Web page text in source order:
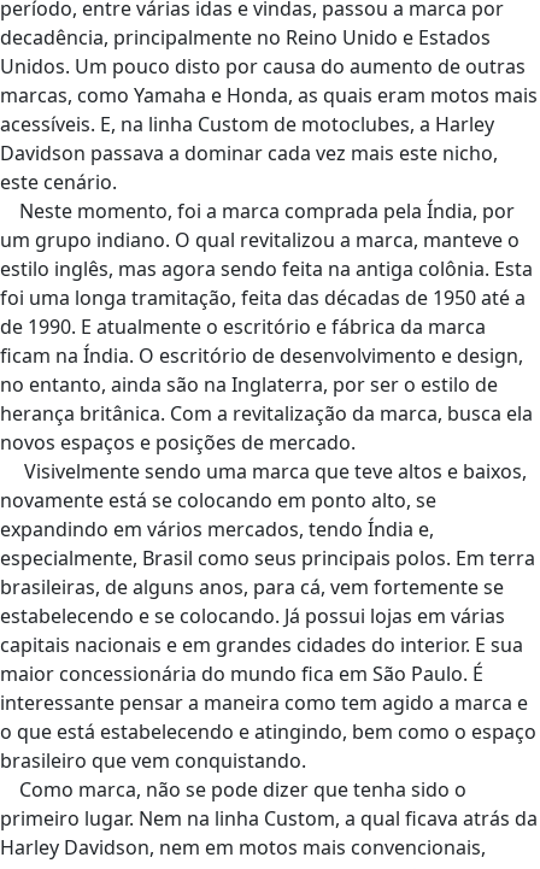
período, entre várias idas e vindas, passou a marca por
decadência, principalmente no Reino Unido e Estados
Unidos. Um pouco disto por causa do aumento de outras
marcas, como Yamaha e Honda, as quais eram motos mais
acessíveis. E, na linha Custom de motoclubes, a Harley
Davidson passava a dominar cada vez mais este nicho,
este cenário.
Neste momento, foi a marca comprada pela Índia, por
um grupo indiano. O qual revitalizou a marca, manteve o
estilo inglês, mas agora sendo feita na antiga colônia. Esta
foi uma longa tramitação, feita das décadas de 1950 até a
de 1990. E atualmente o escritório e fábrica da marca
ficam na Índia. O escritório de desenvolvimento e design,
no entanto, ainda são na Inglaterra, por ser o estilo de
herança britânica. Com a revitalização da marca, busca ela
novos espaços e posições de mercado.
Visivelmente sendo uma marca que teve altos e baixos,
novamente está se colocando em ponto alto, se
expandindo em vários mercados, tendo Índia e,
especialmente, Brasil como seus principais polos. Em terra
brasileiras, de alguns anos, para cá, vem fortemente se
estabelecendo e se colocando. Já possui lojas em várias
capitais nacionais e em grandes cidades do interior. E sua
maior concessionária do mundo fica em São Paulo. É
interessante pensar a maneira como tem agido a marca e
o que está estabelecendo e atingindo, bem como o espaço
brasileiro que vem conquistando.
Como marca, não se pode dizer que tenha sido o
primeiro lugar. Nem na linha Custom, a qual ficava atrás da
Harley Davidson, nem em motos mais convencionais,